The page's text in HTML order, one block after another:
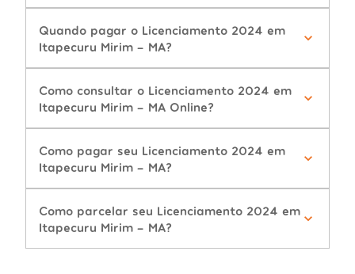
Quando pagar o Licenciamento 2024 em
Itapecuru Mirim - MA?
Como consultar o Licenciamento 2024 em
Itapecuru Mirim - MA Online?
Como pagar seu Licenciamento 2024 em
Itapecuru Mirim - MA?
Como parcelar seu Licenciamento 2024 em
Itapecuru Mirim - MA?